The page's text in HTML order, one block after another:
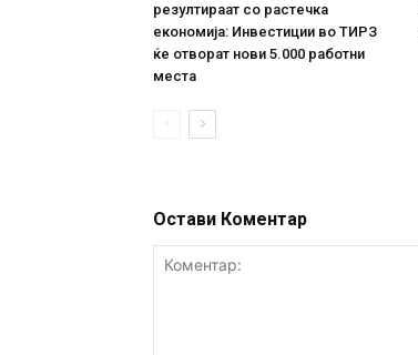
резултираат со растечка
економија: Инвестиции во ТИРЗ
ќе отворат нови 5.000 работни
места
Остави Коментар